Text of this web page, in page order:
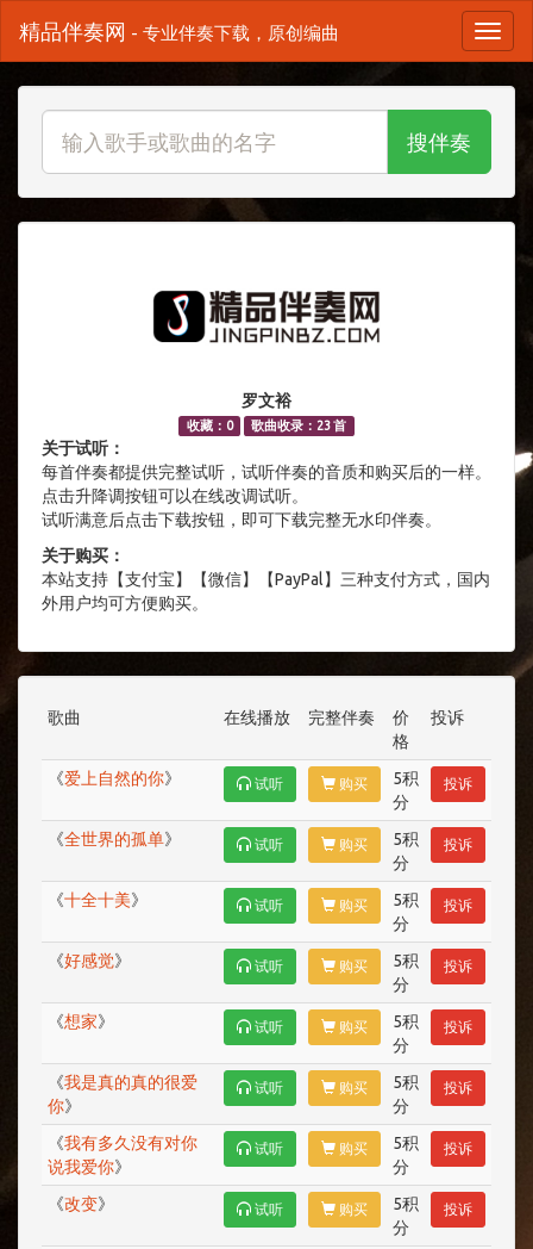
精品伴奏网 - 专业伴奏下载，原创编曲
搜伴奏
罗文裕
收藏：0 歌曲收录：23 首
关于试听：
每首伴奏都提供完整试听，试听伴奏的音质和购买后的一样。
点击升降调按钮可以在线改调试听。
试听满意后点击下载按钮，即可下载完整无水印伴奏。
关于购买：
本站支持【支付宝】【微信】【PayPal】三种支付方式，国内
外用户均可方便购买。
歌曲 在线播放 完整伴奏
价
格
投诉
《爱上自然的你》 试听 购买
5积
分
投诉
《全世界的孤单》 试听 购买
5积
分
投诉
《十全十美》 试听 购买
5积
分
投诉
《好感觉》 试听 购买
5积
分
投诉
《想家》 试听 购买
5积
分
投诉
《我是真的真的很爱
你》
试听 购买
5积
分
投诉
《我有多久没有对你
说我爱你》
试听 购买
5积
分
投诉
《改变》 试听 购买
5积
分
投诉